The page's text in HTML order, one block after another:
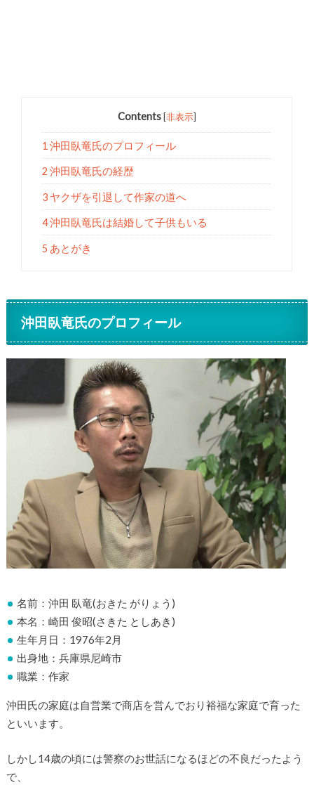
Contents [非表示]
1 沖田臥竜氏のプロフィール
2 沖田臥竜氏の経歴
3 ヤクザを引退して作家の道へ
4 沖田臥竜氏は結婚して子供もいる
5 あとがき
沖田臥竜氏のプロフィール
名前：沖田 臥竜(おきた がりょう)
本名：崎田 俊昭(さきた としあき)
生年月日：1976年2月
出身地：兵庫県尼崎市
職業：作家
沖田氏の家庭は自営業で商店を営んでおり裕福な家庭で育った
といいます。
しかし14歳の頃には警察のお世話になるほどの不良だったよう
で、